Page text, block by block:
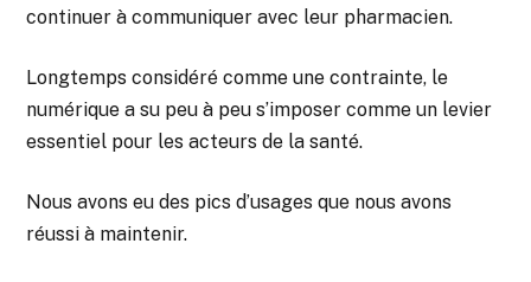
continuer à communiquer avec leur pharmacien.
Longtemps considéré comme une contrainte, le
numérique a su peu à peu s’imposer comme un levier
essentiel pour les acteurs de la santé.
Nous avons eu des pics d’usages que nous avons
réussi à maintenir.